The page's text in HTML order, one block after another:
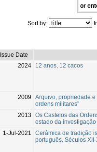
or
Sort by:
Issue Date
2024
12 anos, 12 cacos
2009
Arquivo, propriedade e
ordens militares”
2013
Os Castelos das
estado da investigação
1-Jul-2021
Cerâmica de tradição
português. Séculos XII-